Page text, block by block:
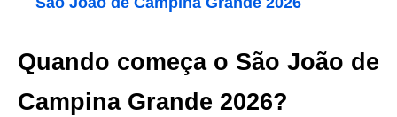
Quando começa o São João de
Campina Grande 2026?